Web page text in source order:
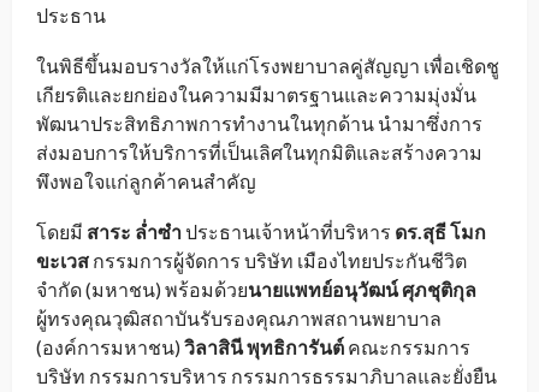
ประธาน
ในพิธีขึ้นมอบรางวัลให้แก่โรงพยาบาลคู่สัญญา เพื่อเชิดชู
เกียรติและยกย่องในความมีมาตรฐานและความมุ่งมั่น
พัฒนาประสิทธิภาพการทำงานในทุกด้าน นำมาซึ่งการ
ส่งมอบการให้บริการที่เป็นเลิศในทุกมิติและสร้างความ
พึงพอใจแก่ลูกค้าคนสำคัญ
โดยมี สาระ ล่ำซำประธานเจ้าหน้าที่บริหาร ดร.สุธี โมก
ขะเวส กรรมการผู้จัดการ บริษัท เมืองไทยประกันชีวิต
จำกัด (มหาชน) พร้อมด้วยนายแพทย์อนุวัฒน์ ศุภชุติกุล
ผู้ทรงคุณวุฒิสถาบันรับรองคุณภาพสถานพยาบาล
(องค์การมหาชน) วิลาสินี พุทธิการันต์ คณะกรรมการ
บริษัท กรรมการบริหาร กรรมการธรรมาภิบาลและยั่งยืน